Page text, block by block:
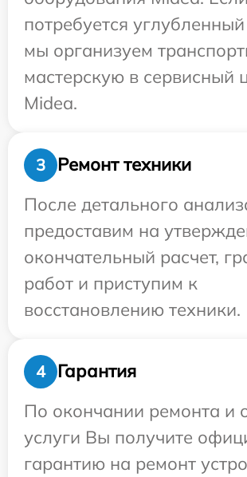
потребуется
мы организуем
мастерскую в сервисный
Midea.
3
Ремонт техники
После детального
предоставим на
окончательный расчет,
работ и приступим к
восстановлению техники.
4
Гарантия
По окончании ремонта и
услуги Вы получите
гарантию на ремонт